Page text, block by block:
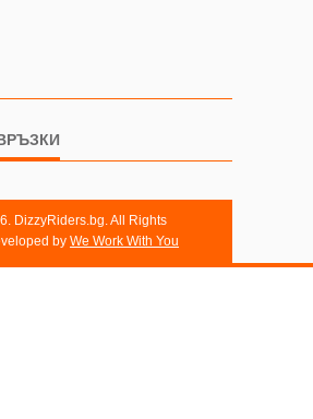
DizzyRiders.bg. All Rights
by We Work With You